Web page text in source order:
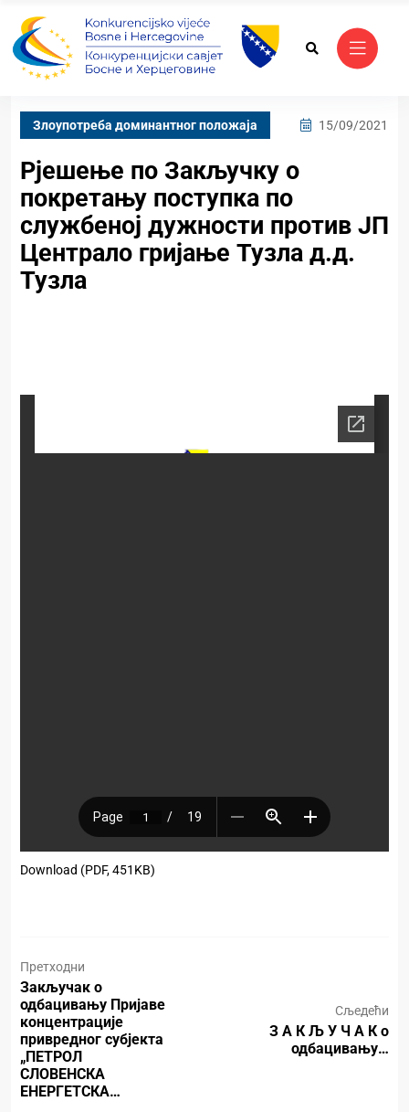
Злоупотреба доминантног положаја 15/09/2021
Рјешење по Закључку о
покретању поступка по
службеној дужности против ЈП
Централо гријање Тузла д.д.
Тузла
Download (PDF, 451KB)
Претходни
Закључак о
одбацивању Пријаве
концентрације
привредног субјекта
„ПЕТРОЛ
СЛОВЕНСКА
ЕНЕРГЕТСКА…
Сљедећи
З А К Љ У Ч А К о
одбацивању…